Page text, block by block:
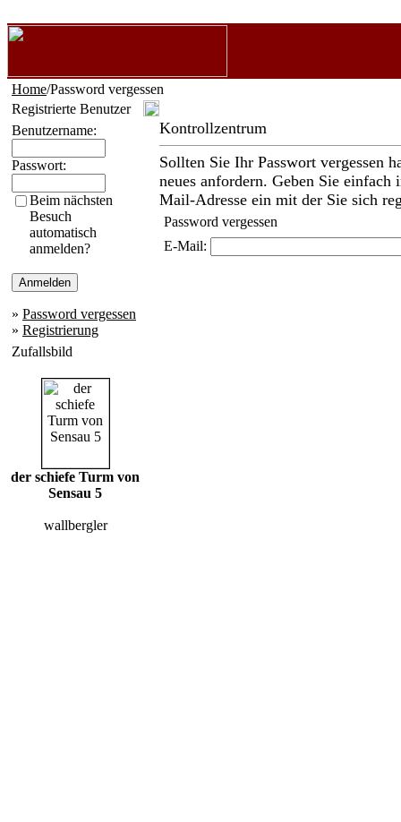
Home/Password vergessen
Registrierte Benutzer
Benutzername:
Passwort:
Beim nächsten
Besuch
automatisch
anmelden?
» Password vergessen
» Registrierung
Zufallsbild
der schiefe Turm von
Sensau 5
wallbergler
Kontrollzentrum
Sollten Sie Ihr Passwort vergessen
neues anfordern. Geben Sie
Mail-Adresse ein mit der Sie sich
Password vergessen
E-Mail: